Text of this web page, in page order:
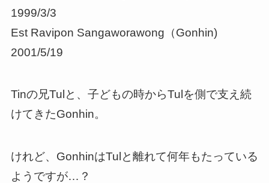
1999/3/3
Est Ravipon Sangaworawong（Gonhin)
2001/5/19
Tinの兄Tulと、子どもの時からTulを側で支え続
けてきたGonhin。
けれど、GonhinはTulと離れて何年もたっている
ようですが…？